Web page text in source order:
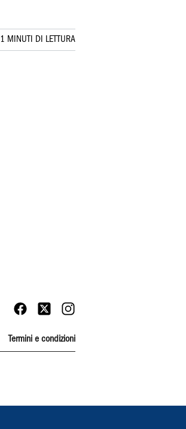
1 MINUTI DI LETTURA
Termini e condizioni